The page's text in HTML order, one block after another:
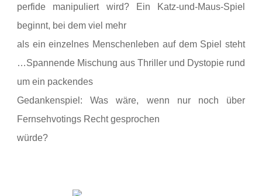
perfide manipuliert wird? Ein Katz-und-Maus-Spiel
beginnt, bei dem viel mehr
als ein einzelnes Menschenleben auf dem Spiel steht
…Spannende Mischung aus Thriller und Dystopie rund
um ein packendes
Gedankenspiel: Was wäre, wenn nur noch über
Fernsehvotings Recht gesprochen
würde?